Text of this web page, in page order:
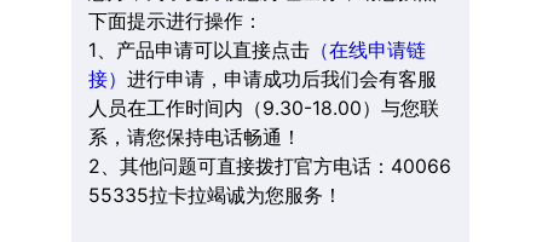
下面提示进行操作：
1、产品申请可以直接点击（在线申请链
接） 进行申请，申请成功后我们会有客服
人员在工作时间内（9.30-18.00）与您联
系，请您保持电话畅通！
2、其他问题可直接拨打官方电话：40066
55335拉卡拉竭诚为您服务！